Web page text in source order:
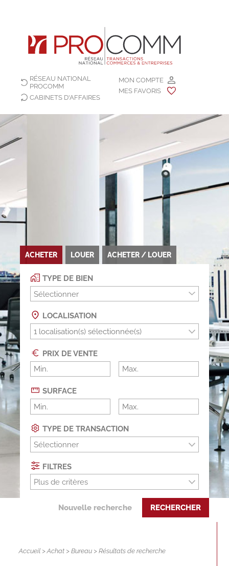
MON COMPTE
MES FAVORIS
RÉSEAU NATIONAL
PROCOMM
CABINETS D'AFFAIRES
ACHETER LOUER ACHETER / LOUER
TYPE DE BIEN
Sélectionner
LOCALISATION
PRIX DE VENTE
SURFACE
TYPE DE TRANSACTION
Sélectionner
FILTRES
Plus de critères
Nouvelle recherche RECHERCHER
Accueil >Achat >Bureau > Résultats de recherche